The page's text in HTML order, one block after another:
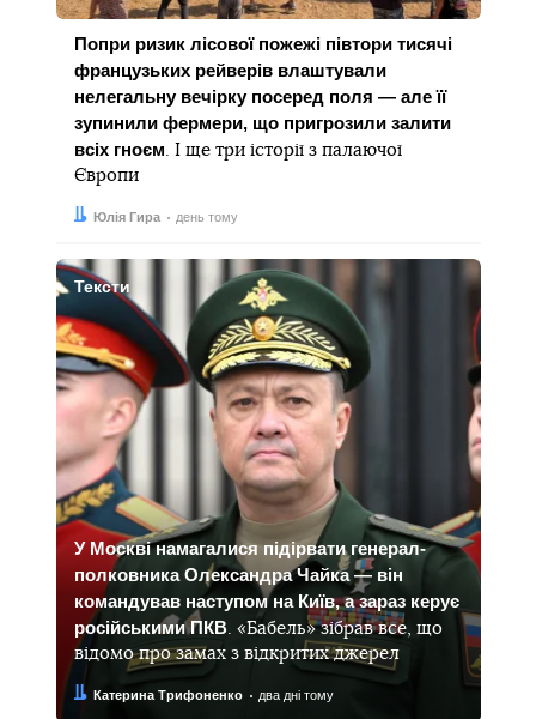
Попри ризик лісової пожежі півтори тисячі
французьких рейверів влаштували
нелегальну вечірку посеред поля — але її
зупинили фермери, що пригрозили залити
всіх гноєм. І ще три історії з палаючої
Європи
Автор:
Юлія Гира
Дата: день тому
Тексти
У Москві намагалися підірвати генерал-
полковника Олександра Чайка — він
командував наступом на Київ, а зараз керує
російськими ПКВ. «Бабель» зібрав все, що
відомо про замах з відкритих джерел
Автор:
Катерина Трифоненко
Дата: два дні тому